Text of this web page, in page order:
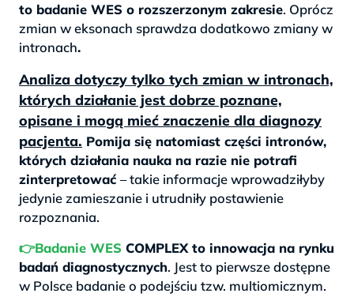
to badanie WES o rozszerzonym zakresie. Oprócz
zmian w eksonach sprawdza dodatkowo zmiany w
intronach.
Analiza dotyczy tylko tych zmian w intronach,
których działanie jest dobrze poznane,
opisane i mogą mieć znaczenie dla diagnozy
pacjenta. Pomija się natomiast części intronów,
których działania nauka na razie nie potrafi
zinterpretować – takie informacje wprowadziłyby
jedynie zamieszanie i utrudniły postawienie
rozpoznania.
👉Badanie WES COMPLEX to innowacja na rynku
badań diagnostycznych. Jest to pierwsze dostępne
w Polsce badanie o podejściu tzw. multiomicznym.